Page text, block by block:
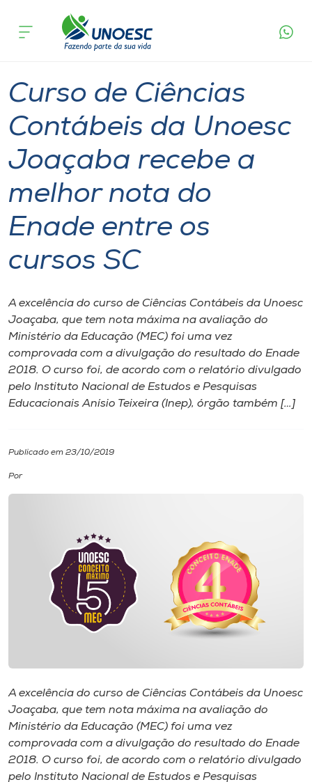
Cursos
Pesquisa
Atendimento ao Estudante
Portal de Ensino
Unoesc
Internacionalização
I.nova
Diplomados
Unoesc
Store
Selecione
o idioma
acontece
SC
Curso de Ciências
Contábeis da Unoesc
Joaçaba recebe a
melhor nota do
Enade entre os
cursos SC
A excelência do curso de Ciências Contábeis da Unoesc
Joaçaba, que tem nota máxima na avaliação do
Ministério da Educação (MEC) foi uma vez
comprovada com a divulgação do resultado do Enade
2018. O curso foi, de acordo com o relatório divulgado
pelo Instituto Nacional de Estudos e Pesquisas
Educacionais Anísio Teixeira (Inep), órgão também […]
Publicado em 23/10/2019
Por
A excelência do curso de Ciências Contábeis da Unoesc
Joaçaba, que tem nota máxima na avaliação do
Ministério da Educação (MEC) foi uma vez
comprovada com a divulgação do resultado do Enade
2018. O curso foi, de acordo com o relatório divulgado
pelo Instituto Nacional de Estudos e Pesquisas